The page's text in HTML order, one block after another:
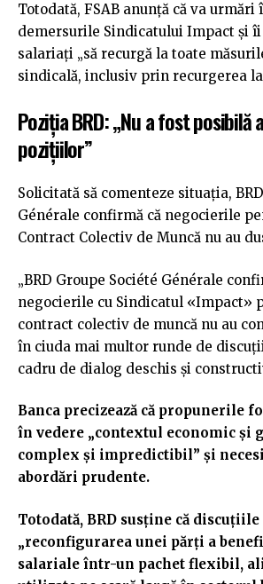
Totodată, FSAB anunță că va urmări
demersurile Sindicatului Impact și îi
salariați „să recurgă la toate
sindicală, inclusiv prin recurgerea la
Poziția BRD: „Nu a fost posibilă
pozițiilor”
Solicitată să comenteze situația,
Générale confirmă că negocierile
Contract Colectiv de Muncă nu au
„BRD Groupe Société Générale
negocierile cu Sindicatul «Impact»
contract colectiv de muncă nu au
în ciuda mai multor runde de
cadru de dialog deschis și
Banca precizează că propunerile
în vedere „contextul economic și
complex și impredictibil” și
abordări prudente.
Totodată, BRD susține că
„reconfigurarea unei părți a
salariale într-un pachet flexibil,